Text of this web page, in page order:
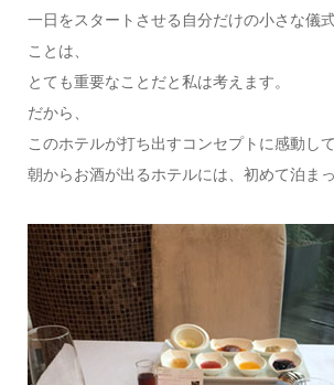
一日をスタートさせる自分だけの小さな儀
ことは、
とても重要なことだと私は考えます。
だから、
このホテルが打ち出すコンセプトに感動し
朝からお酒が出るホテルには、初めて泊まっ